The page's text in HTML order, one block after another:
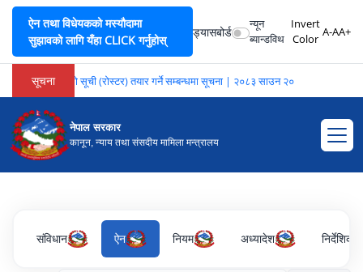
ऐन तथा विधेयकको मस्यौदामा
सुझावको लागि यँहा CLICK गर्नुहोस्
ड्यासबोर्ड
न्यून
ब्यान्डविथ
Invert
Color
A-AA+
सूचना
अनुवादकहरूको सूची (रोस्टर) तयार गर्ने सम्बन्धमा सूचना | २०८३ साउन २०
नेपाल सरकार
कानून, न्याय तथा संसदीय मामिला मन्त्रालय
संविधान ऐन नियम अध्यादेश निर्देशिका